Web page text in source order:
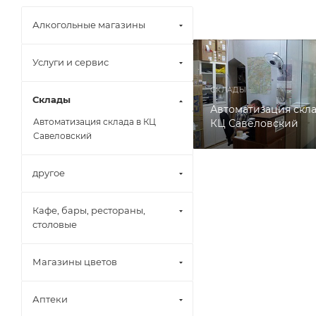
СКЛАДЫ
Автоматизация
КЦ Савеловский
Алкогольные магазины
Услуги и сервис
Склады
Автоматизация склада в КЦ
Савеловский
другое
Кафе, бары, рестораны,
столовые
Магазины цветов
Аптеки